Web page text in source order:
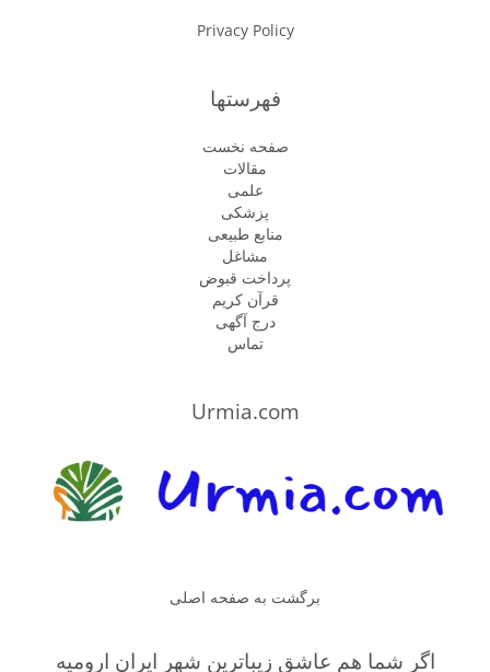
Privacy Policy
فهرستها
صفحه نخست
مقالات
علمی
پزشكى
منابع طبیعی
مشاغل
پرداخت قبوض
قرآن کریم
درج آگهی
تماس
Urmia.com
برگشت به صفحه اصلی
اگر شما هم عاشق زیباترین شهر ایران ارومیه